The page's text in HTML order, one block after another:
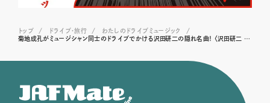
トップ ドライブ･旅行
わたしのドライブミュージック
菊地成孔がミュージシャン同士のドライブでかける沢田研二の隠れ名曲！ 〈沢田研二 / 晴れのちBLUE BOY〉